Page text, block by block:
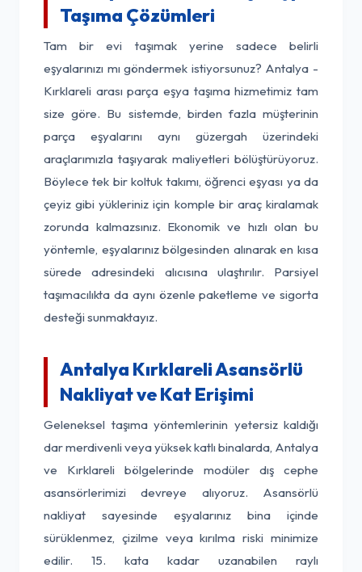
Taşıma Çözümleri
Tam bir evi taşımak yerine sadece belirli
eşyalarınızı mı göndermek istiyorsunuz? Antalya -
Kırklareli arası parça eşya taşıma hizmetimiz tam
size göre. Bu sistemde, birden fazla müşterinin
parça eşyalarını aynı güzergah üzerindeki
araçlarımızla taşıyarak maliyetleri bölüştürüyoruz.
Böylece tek bir koltuk takımı, öğrenci eşyası ya da
çeyiz gibi yükleriniz için komple bir araç kiralamak
zorunda kalmazsınız. Ekonomik ve hızlı olan bu
yöntemle, eşyalarınız bölgesinden alınarak en kısa
sürede adresindeki alıcısına ulaştırılır. Parsiyel
taşımacılıkta da aynı özenle paketleme ve sigorta
desteği sunmaktayız.
Antalya Kırklareli Asansörlü
Nakliyat ve Kat Erişimi
Geleneksel taşıma yöntemlerinin yetersiz kaldığı
dar merdivenli veya yüksek katlı binalarda, Antalya
ve Kırklareli bölgelerinde modüler dış cephe
asansörlerimizi devreye alıyoruz. Asansörlü
nakliyat sayesinde eşyalarınız bina içinde
sürüklenmez, çizilme veya kırılma riski minimize
edilir. 15. kata kadar uzanabilen raylı